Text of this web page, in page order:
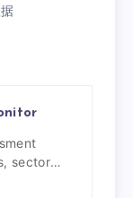
sector